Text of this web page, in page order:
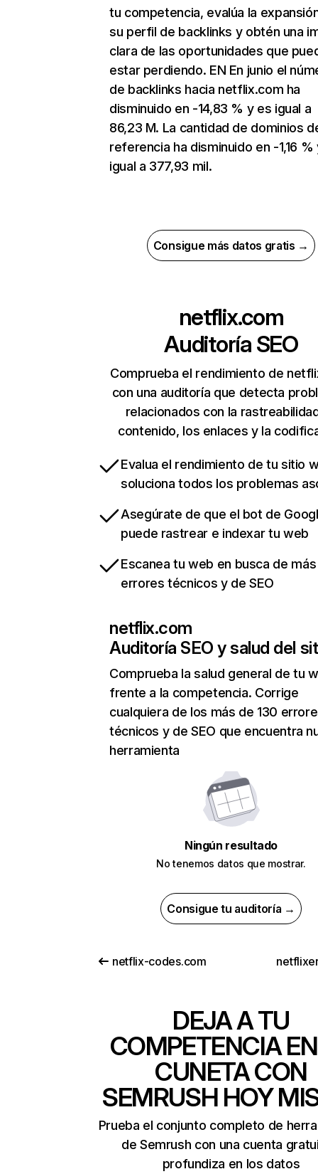
tu competencia, evalúa la
su perfil de backlinks y obtén una
clara de las oportunidades que
estar perdiendo. EN En junio el
de backlinks hacia netflix.com ha
disminuido en -14,83 % y es igual a
86,23 M. La cantidad de dominios
referencia ha disminuido en -1,16 %
igual a 377,93 mil.
Consigue más datos gratis →
netflix.com
Auditoría SEO
Comprueba el rendimiento de
con una auditoría que detecta
relacionados con la
contenido, los enlaces y la
Evalua el rendimiento de tu sitio
soluciona todos los problemas
Asegúrate de que el bot de
puede rastrear e indexar tu web
Escanea tu web en busca de
errores técnicos y de SEO
netflix.com
Auditoría SEO y salud del
Comprueba la salud general de tu
frente a la competencia. Corrige
cualquiera de los más de 130
técnicos y de SEO que encuentra
herramienta
Ningún resultado
No tenemos datos que mostrar.
Consigue tu auditoría →
netflix-codes.com
DEJA A TU
COMPETENCIA
CUNETA CON
SEMRUSH HOY
Prueba el conjunto completo de
de Semrush con una cuenta
profundiza en los datos